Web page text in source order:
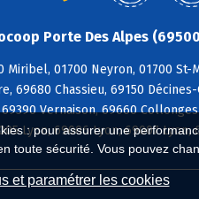
: pour assurer une
toute sécurité. Vous pouvez
et paramétrer les cookies
Porte Des Alpes
Miribel, 01700 Neyron, 01700 St-
69680 Chassieu, 69150
Vernaison, 69660
Lyon, 69006 Lyon, 69007 Lyon,